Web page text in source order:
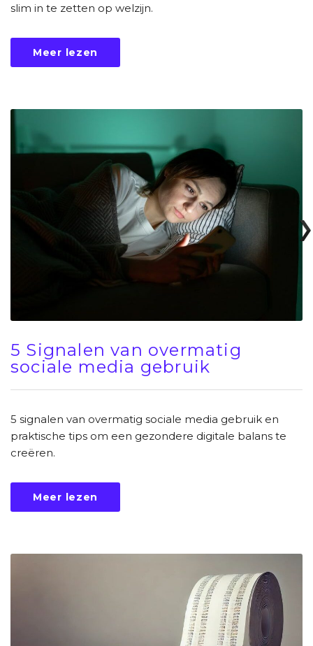
slim in te zetten op welzijn.
Meer lezen
5 Signalen van overmatig
sociale media gebruik
5 signalen van overmatig sociale media gebruik en
praktische tips om een gezondere digitale balans te
creëren.
Meer lezen